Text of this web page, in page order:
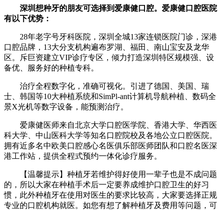
深圳想种牙的朋友可选择到爱康健口腔。爱康健口腔医院
有以下优势：
28年老字号牙科医院，深圳全城13家连锁医院门诊，深港
口腔品牌，13大分支机构遍布罗湖、福田、南山宝安及龙华
区。斥巨资建立VIP诊疗专区，倾力打造深圳特区规模强、设
备优、服务好的种植专科。
治疗全程数字化，准确可视化。引进了德国、美国、瑞
士、韩国等10大种植系统和SimPl-ant计算机导航种植、数码全
景X光机等数字设备，能预测治疗。
爱康健医师来自北京大学口腔医学院、香港大学、华西医
科大学、中山医科大学等知名口腔院校及各地公立口腔医院。
拥有近多名中欧美口腔感心名医俱乐部医师团队和口腔名医深
港工作站，提供全程式预约一体化诊疗服务。
【温馨提示】种植牙若维护得好使用一辈子也是不成问题
的，所以大家在种植手术后一定要养成维护口腔卫生的好习
惯，此外种植牙在使用对医生的要求比较高，大家要选择正规
专业的口腔机构就医。如您有想了解种植牙及费用等问题，可